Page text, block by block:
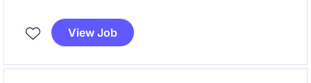
社内外の関係者と連携しながら、顧客満足度の向上と
ビジネス拡大を推進します。
View Job